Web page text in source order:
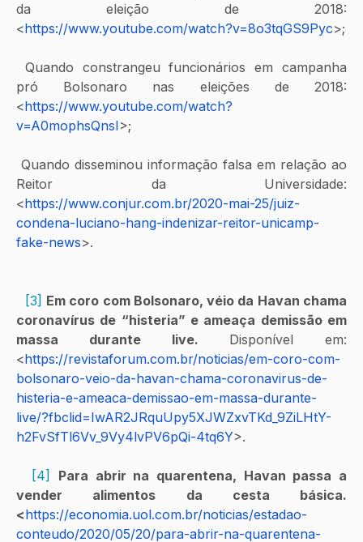
da eleição de 2018:
<https://www.youtube.com/watch?v=8o3tqGS9Pyc
pró Bolsonaro nas eleições de 2018:
<https://www.youtube.com/watch?
v=A0mophsQnsI>;
Reitor da Universidade:
<https://www.conjur.com.br/2020-mai-25/juiz-
condena-luciano-hang-indenizar-reitor-unicamp-
fake-news>.
[3] Em coro com Bolsonaro, véio da Havan chama
coronavírus de “histeria” e ameaça demissão em
massa durante live. Disponível em:
<https://revistaforum.com.br/noticias/em-coro-com-
bolsonaro-veio-da-havan-chama-coronavirus-de-
histeria-e-ameaca-demissao-em-massa-durante-
live/?fbclid=IwAR2JRquUpy5XJWZxvTKd_9ZiLHtY-
h2FvSfTl6Vv_9Vy4lvPV6pQi-4tq6Y>.
[4]
Para abrir na quarentena, Havan passa a
vender alimentos da cesta básica.
<https://economia.uol.com.br/noticias/estadao-
conteudo/2020/05/20/para-abrir-na-quarentena-